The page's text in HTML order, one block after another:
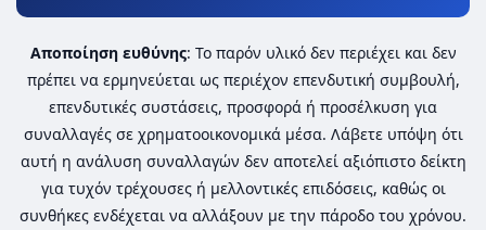
Αποποίηση ευθύνης: Το παρόν υλικό δεν περιέχει και δεν
πρέπει να ερμηνεύεται ως περιέχον επενδυτική συμβουλή,
επενδυτικές συστάσεις, προσφορά ή προσέλκυση για
συναλλαγές σε χρηματοοικονομικά μέσα. Λάβετε υπόψη ότι
αυτή η ανάλυση συναλλαγών δεν αποτελεί αξιόπιστο δείκτη
για τυχόν τρέχουσες ή μελλοντικές επιδόσεις, καθώς οι
συνθήκες ενδέχεται να αλλάξουν με την πάροδο του χρόνου.